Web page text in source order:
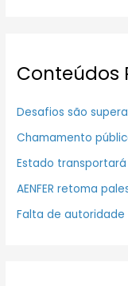
Conteúdos
Desafios são
Chamamento
Estado
AENFER retoma
Falta de